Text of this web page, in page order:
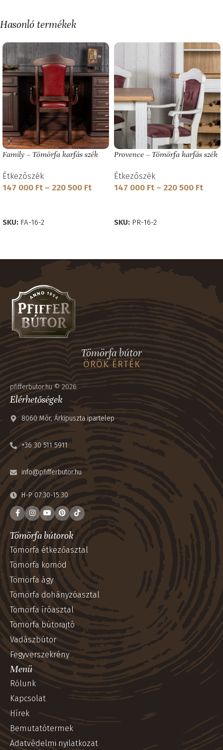
Hasonló termékek
Family – Tömörfa karfás szék
Étkezőszék
147 000 Ft – 220 500 Ft
SKU: FA-16-2
Provence – Tömörfa karfás szék
Étkezőszék
147 000 Ft – 220 500 Ft
SKU: PR-16-2
Tömörfa bútor
ÖRÖK ÉRTÉK
pfifferbutor.hu © 2026
Elérhetőségek
8060 Mór, Árkipuszta ipartelep
+36 30 511 5911
info@pfifferbutor.hu
H-P 07:30-15:30
Tömörfa bútorok
Tömörfa étkezőasztal
Tömörfa komód
Tömörfa ágy
Tömörfa dohányzóasztal
Tömörfa íróasztal
Tömörfa bútorajtó
Vadászbútor
Fegyverszekrény
Menü
Rólunk
Kapcsolat
Hírek
Bemutatótermek
Adatvédelmi nyilatkozat